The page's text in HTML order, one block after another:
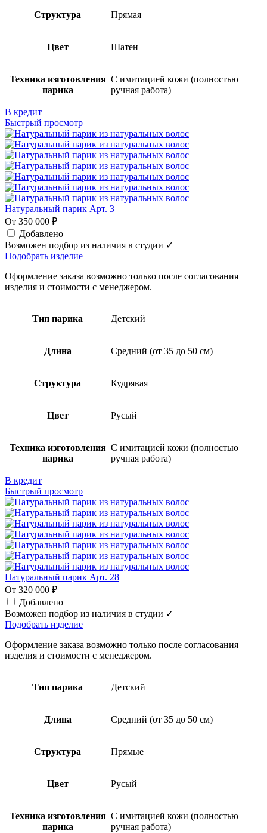
Структура Прямая
Цвет Шатен
Техника изготовления
парика
С имитацией кожи (полностью
ручная работа)
В кредит
Быстрый просмотр
Натуральный парик Арт. 3
От 350 000 ₽
Добавлено
Возможен подбор из наличия в студии ✓
Подобрать изделие
Оформление заказа возможно только после согласования
изделия и стоимости с менеджером.
Тип парика Детский
Длина Средний (от 35 до 50 см)
Структура Кудрявая
Цвет Русый
Техника изготовления
парика
С имитацией кожи (полностью
ручная работа)
В кредит
Быстрый просмотр
Натуральный парик Арт. 28
От 320 000 ₽
Добавлено
Возможен подбор из наличия в студии ✓
Подобрать изделие
Оформление заказа возможно только после согласования
изделия и стоимости с менеджером.
Тип парика Детский
Длина Средний (от 35 до 50 см)
Структура Прямые
Цвет Русый
Техника изготовления
парика
С имитацией кожи (полностью
ручная работа)